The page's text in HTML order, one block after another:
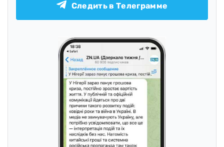
Следить в Телеграмме